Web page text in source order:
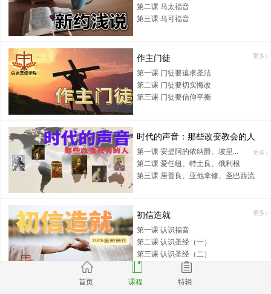
第二课 马太福音
第三课 马可福音
作主门徒 更多>
第一课 门徒要追求圣洁
第二课 门徒要切实悔改
第三课 门徒要信仰平衡
时代的声音：那些改变教会的人
更多>
第一课 安提阿的依纳爵、坡里...
第二课 爱任纽、特土良、俄利根
第三课 居普良、亚他拿修、圣巴西流
初信造就 更多>
第一课 认识福音
第二课 认识圣经（一）
第三课 认识圣经（二）
首页 课程 特辑